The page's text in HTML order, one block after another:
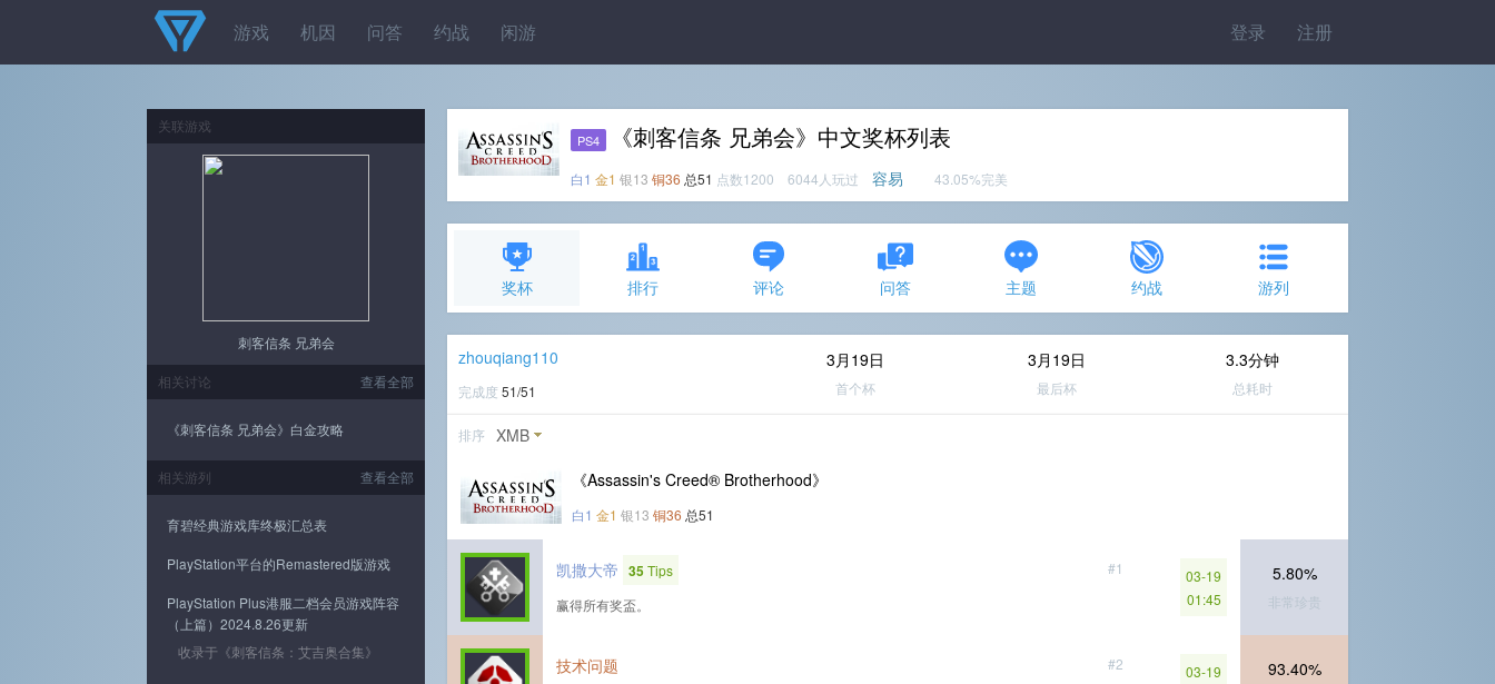
登录 注册
游戏 机因 问答 约战 闲游
PS4 《刺客信条 兄弟会》中文奖杯列表
白1 金1 银13 铜36 总51 点数1200 6044人玩过 容易 43.05%完美
奖杯 排行 评论 问答 主题 约战 游列
zhouqiang110
完成度 51/51
3月19日
首个杯
3月19日
最后杯
3.3分钟
总耗时
排序 XMB
《Assassin's Creed® Brotherhood》
白1 金1 银13 铜36 总51
#1
凯撒大帝 35Tips
赢得所有奖盃。
03-19
01:45
5.80%
非常珍贵
#2
技术问题
03-19
93.40%
关联游戏
刺客信条 兄弟会
查看全部
相关讨论
《刺客信条 兄弟会》白金攻略
查看全部
相关游列
育碧经典游戏库终极汇总表
PlayStation平台的Remastered版游戏
PlayStation Plus港服二档会员游戏阵容
（上篇）2024.8.26更新
收录于《刺客信条：艾吉奥合集》